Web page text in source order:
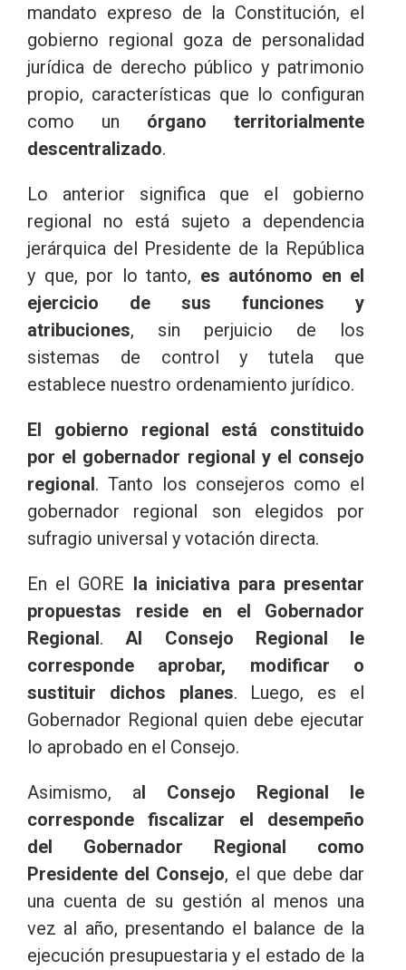
mandato expreso de la Constitución, el
gobierno regional goza de personalidad
jurídica de derecho público y patrimonio
propio, características que lo configuran
como un órgano territorialmente
descentralizado.
Lo anterior significa que el gobierno
regional no está sujeto a dependencia
jerárquica del Presidente de la República
y que, por lo tanto, es autónomo en el
ejercicio de sus funciones y
atribuciones, sin perjuicio de los
sistemas de control y tutela que
establece nuestro ordenamiento jurídico.
El gobierno regional está constituido
por el gobernador regional y el consejo
regional. Tanto los consejeros como el
gobernador regional son elegidos por
sufragio universal y votación directa.
En el GORE la iniciativa para presentar
propuestas reside en el Gobernador
Regional. Al Consejo Regional le
corresponde aprobar, modificar o
sustituir dichos planes. Luego, es el
Gobernador Regional quien debe ejecutar
lo aprobado en el Consejo.
Asimismo, al Consejo Regional le
corresponde fiscalizar el desempeño
del Gobernador Regional como
Presidente del Consejo, el que debe dar
una cuenta de su gestión al menos una
vez al año, presentando el balance de la
ejecución presupuestaria y el estado de la